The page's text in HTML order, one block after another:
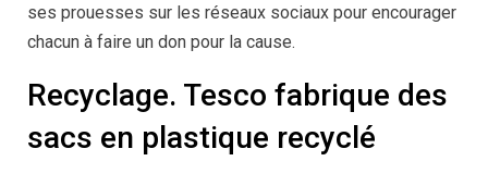
ses prouesses sur les réseaux sociaux pour encourager
chacun à faire un don pour la cause.
Recyclage. Tesco fabrique des
sacs en plastique recyclé